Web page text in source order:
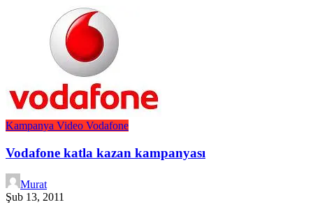
Kampanya Video Vodafone
Vodafone katla kazan kampanyası
Murat
Şub 13, 2011